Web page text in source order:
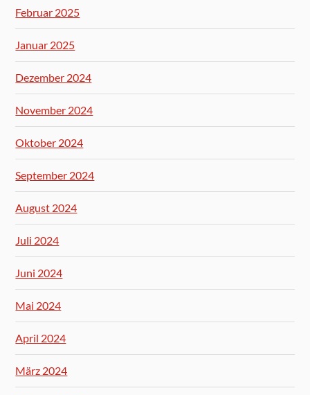
Februar 2025
Januar 2025
Dezember 2024
November 2024
Oktober 2024
September 2024
August 2024
Juli 2024
Juni 2024
Mai 2024
April 2024
März 2024